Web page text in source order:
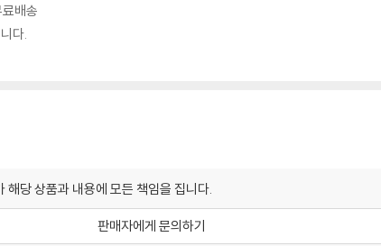
배송
다.
당 상품과 내용에 모든 책임을 집니다.
판매자에게 문의하기